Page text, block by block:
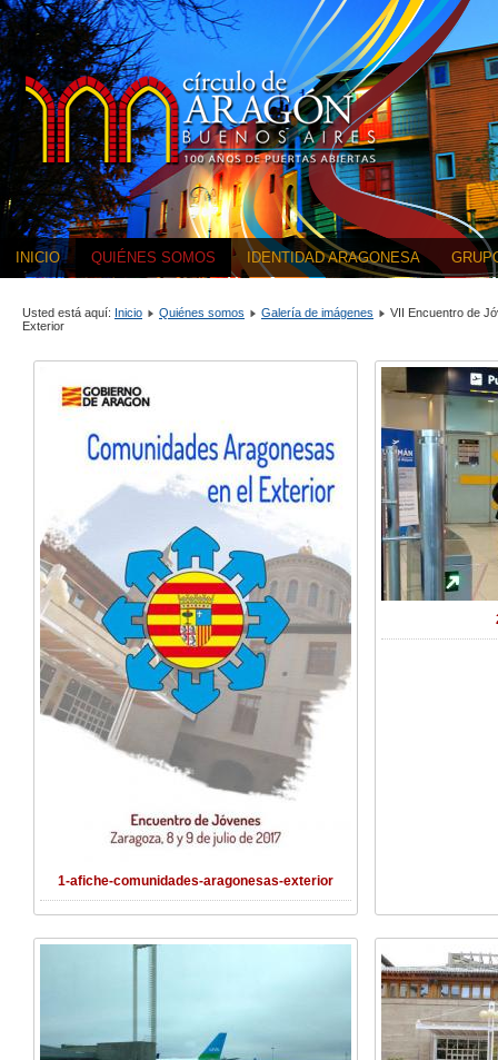
INICIO QUIÉNES SOMOS IDENTIDAD ARAGONESA
Usted está aquí: Inicio Quiénes somos Galería de imágenes
VII Encuentro de
Exterior
1-afiche-comunidades-aragonesas-exterior